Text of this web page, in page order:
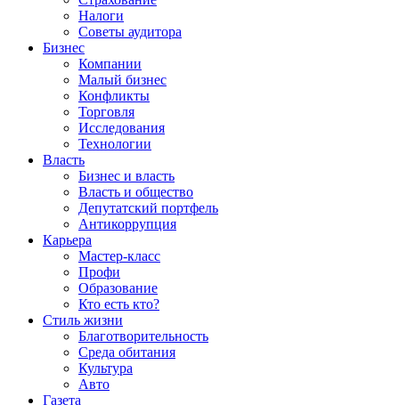
Налоги
Советы аудитора
Бизнес
Компании
Малый бизнес
Конфликты
Торговля
Исследования
Технологии
Власть
Бизнес и власть
Власть и общество
Депутатский портфель
Антикоррупция
Карьера
Мастер-класс
Профи
Образование
Кто есть кто?
Стиль жизни
Благотворительность
Среда обитания
Культура
Авто
Газета